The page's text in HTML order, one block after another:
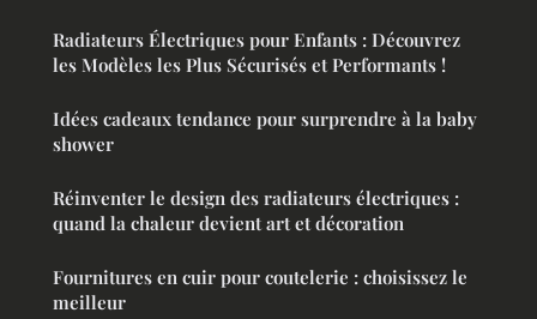
Radiateurs Électriques pour Enfants : Découvrez
les Modèles les Plus Sécurisés et Performants !
Idées cadeaux tendance pour surprendre à la baby
shower
Réinventer le design des radiateurs électriques :
quand la chaleur devient art et décoration
Fournitures en cuir pour coutelerie : choisissez le
meilleur